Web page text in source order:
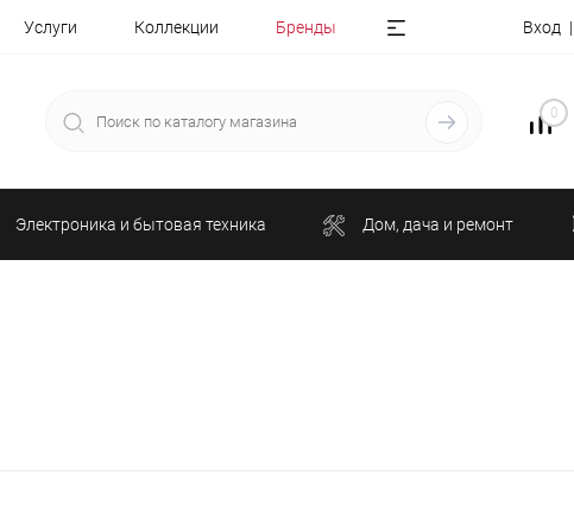
Услуги Коллекции Бренды Вход
0
Электроника и бытовая техника Дом, дача и ремонт